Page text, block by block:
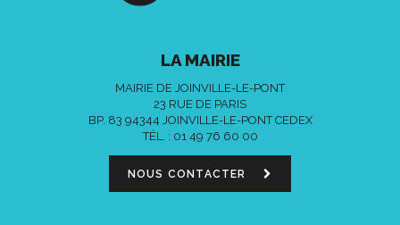
LA MAIRIE
MAIRIE DE JOINVILLE-LE-PONT
23 RUE DE PARIS
BP. 83 94344 JOINVILLE-LE-PONT CEDEX
TÉL. : 01 49 76 60 00
NOUS CONTACTER